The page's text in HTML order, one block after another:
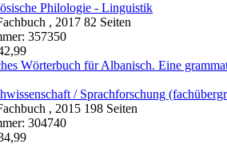
Philologie - Linguistik
, 2017 82 Seiten
357350
Wörterbuch für Albanisch. Eine
/ Sprachforschung
, 2015 198 Seiten
304740